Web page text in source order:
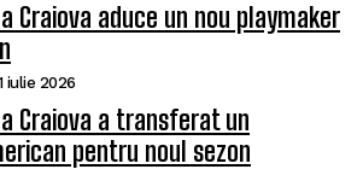
Craiova aduce un nou playmaker
iulie 2026
Craiova a transferat un
pentru noul sezon